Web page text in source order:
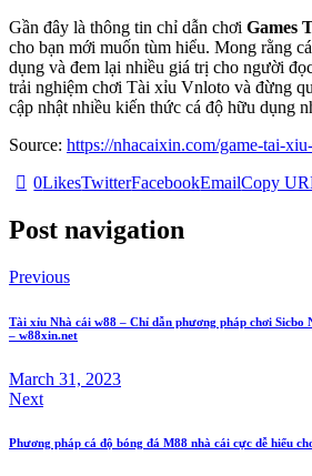
Gần đây là thông tin chỉ dẫn chơi Games
cho bạn mới muốn tùm hiểu. Mong rằng
dụng và đem lại nhiều giá trị cho người
trải nghiệm chơi Tài xỉu Vnloto và đừng
cập nhật nhiều kiến thức cá độ hữu dụng
Source: https://nhacaixin.com/game-tai-
0LikesTwitterFacebookEmailCopy
Post navigation
Previous
Tài xỉu Nhà cái w88 – Chỉ dẫn phương pháp chơi Sicbo
– w88xin.net
March 31, 2023
Next
Phương pháp cá độ bóng đá M88 nhà cái cực dễ hiểu